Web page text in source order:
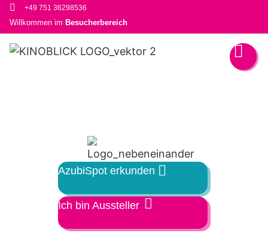
+49 751 36298536
Willkommen im Besucherbereich
AzubiSpot erkunden
Ich bin Aussteller